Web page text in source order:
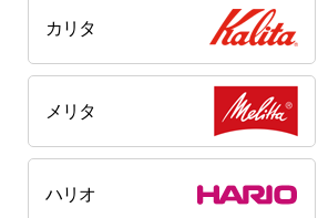
カリタ
メリタ
ハリオ